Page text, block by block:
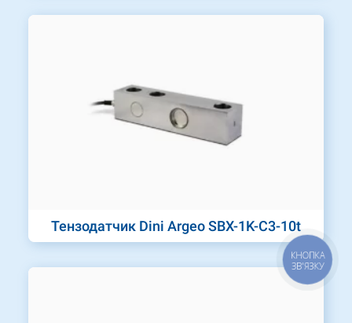
Тензодатчик Dini Argeo SBX-1K-C3-10t
КНОПКА
ЗВ'ЯЗКУ